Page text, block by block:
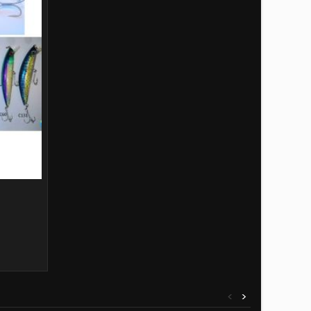
è stata
>
<